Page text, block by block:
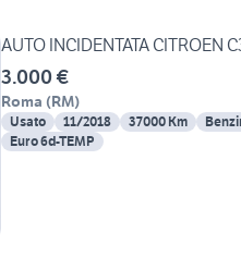
AUTO INCIDENTATA CITROEN
3.000 €
Roma (RM)
Usato 11/2018 37000 Km
Euro 6d-TEMP